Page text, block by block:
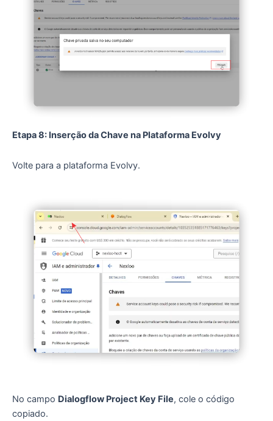
Etapa 8: Inserção da Chave na Plataforma Evolvy
Volte para a plataforma Evolvy.
No campo Dialogflow Project Key File, cole o código
copiado.